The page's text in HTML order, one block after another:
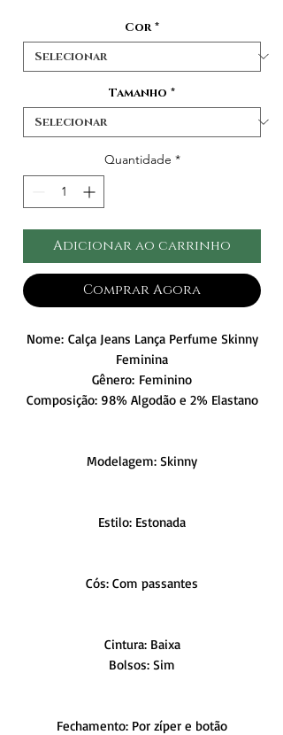
Cor *
Tamanho *
Quantidade *
Adicionar ao carrinho
Comprar Agora
Nome: Calça Jeans Lança Perfume Skinny
Feminina
Gênero: Feminino
Composição: 98% Algodão e 2% Elastano
Modelagem: Skinny
Estilo: Estonada
Cós: Com passantes
Cintura: Baixa
Bolsos: Sim
Fechamento: Por zíper e botão